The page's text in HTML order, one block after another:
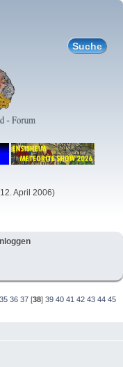
April 2006)
35 36 37 [38]39 40 41 42 43 44 45